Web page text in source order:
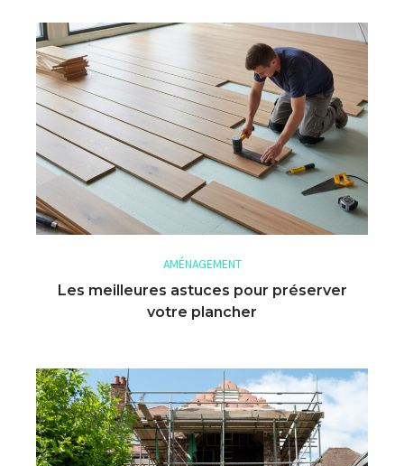
AMÉNAGEMENT
Les meilleures astuces pour préserver
votre plancher